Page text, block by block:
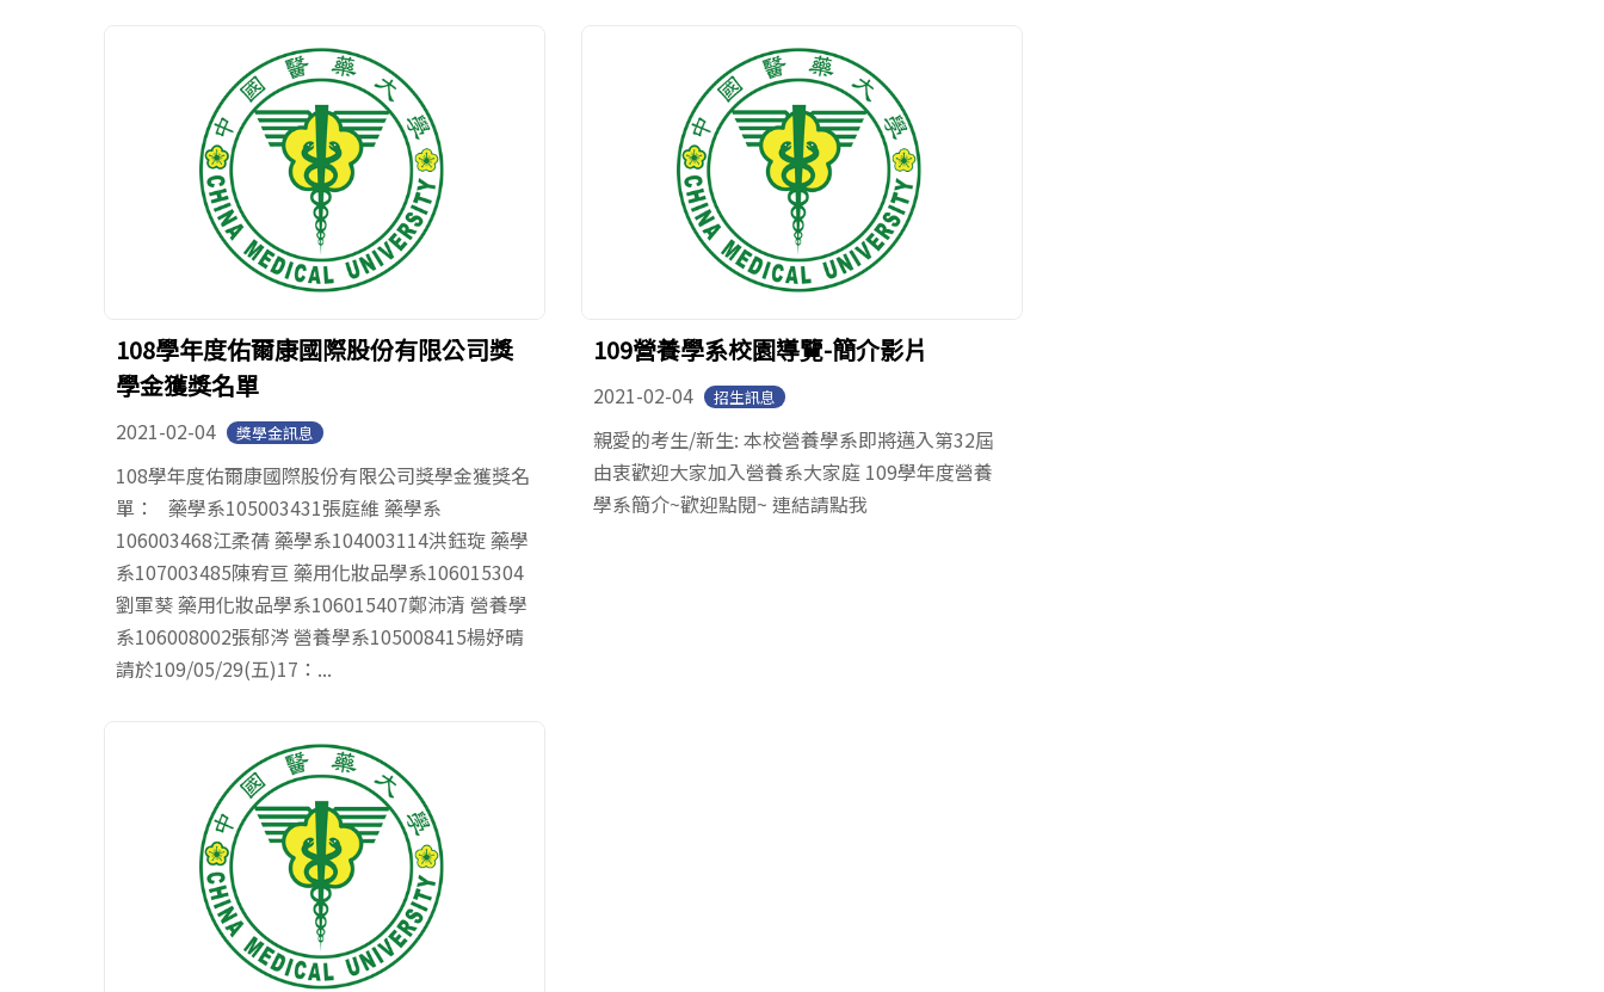
108學年度佑爾康國際股份有限公司獎
學金獲獎名單
2021-02-04 獎學金訊息
108學年度佑爾康國際股份有限公司獎學金獲獎名
單： 藥學系105003431張庭維 藥學系
106003468江柔蒨 藥學系104003114洪鈺琁 藥學
系107003485陳宥亘 藥用化妝品學系106015304
劉軍葵 藥用化妝品學系106015407鄭沛清 營養學
系106008002張郁涔 營養學系105008415楊妤晴
請於109/05/29(五)17：...
109營養學系校園導覽-簡介影片
2021-02-04 招生訊息
親愛的考生/新生: 本校營養學系即將邁入第32屆
由衷歡迎大家加入營養系大家庭 109學年度營養
學系簡介~歡迎點閱~ 連結請點我